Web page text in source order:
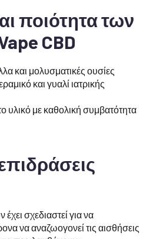
ποιότητα των
CBD
και μολυσματικές ουσίες
και γυαλί ιατρικής
υλικό με καθολική συμβατότητα
σχεδιαστεί για να
να αναζωογονεί τις αισθήσεις